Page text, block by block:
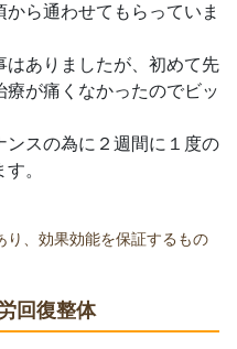
ら通わせてもらっていま
ありましたが、初めて先
が痛くなかったのでビッ
ンスの為に２週間に１度の
。
、効果効能を保証するもの
復整体